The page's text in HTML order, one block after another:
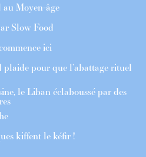
Moyen-âge
Slow Food
ici
pour que l’abattage rituel
le Liban éclaboussé par des
kiffent le kéfir !